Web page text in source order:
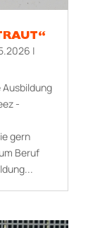
|
Ausbildung
-
gern
Beruf